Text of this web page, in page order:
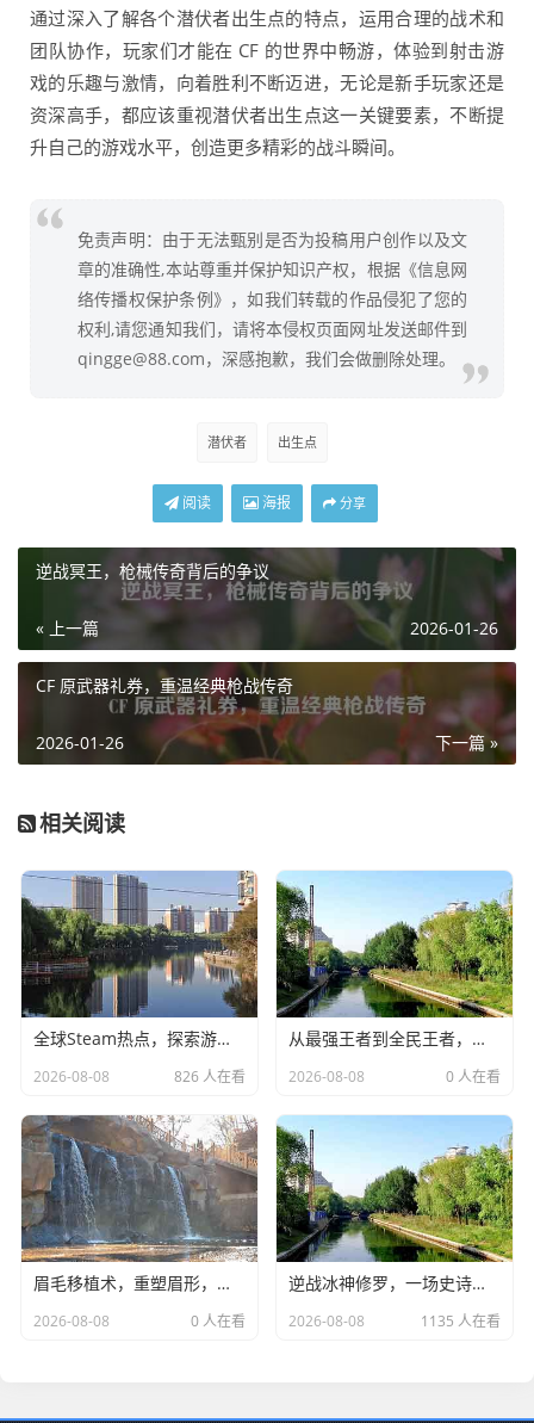
通过深入了解各个潜伏者出生点的特点，运用合理的战术和
团队协作，玩家们才能在 CF 的世界中畅游，体验到射击游
戏的乐趣与激情，向着胜利不断迈进，无论是新手玩家还是
资深高手，都应该重视潜伏者出生点这一关键要素，不断提
升自己的游戏水平，创造更多精彩的战斗瞬间。
免责声明：由于无法甄别是否为投稿用户创作以及文
章的准确性,本站尊重并保护知识产权，根据《信息网
络传播权保护条例》，如我们转载的作品侵犯了您的
权利,请您通知我们，请将本侵权页面网址发送邮件到
qingge@88.com，深感抱歉，我们会做删除处理。
潜伏者 出生点
阅读 海报 分享
逆战冥王，枪械传奇背后的争议
« 上一篇 2026-01-26
CF 原武器礼券，重温经典枪战传奇
下一篇 »
2026-01-26
相关阅读
全球Steam热点，探索游戏界的新趋势与挑战
2026-08-08 826 人在看
从最强王者到全民王者，王者荣耀段位系统这些年经历了什么？王者荣耀变化段位
2026-08-08 0 人在看
眉毛移植术，重塑眉形，告别无眉烦恼-眉毛移植术
2026-08-08 0 人在看
逆战冰神修罗，一场史诗般的战斗
2026-08-08 1135 人在看